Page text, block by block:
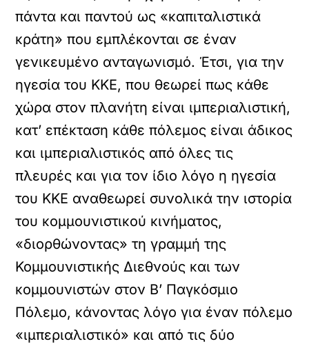
πάντα και παντού ως «καπιταλιστικά
κράτη» που εμπλέκονται σε έναν
γενικευμένο ανταγωνισμό. Έτσι, για την
ηγεσία του ΚΚΕ, που θεωρεί πως κάθε
χώρα στον πλανήτη είναι ιμπεριαλιστική,
κατ’ επέκταση κάθε πόλεμος είναι άδικος
και ιμπεριαλιστικός από όλες τις
πλευρές και για τον ίδιο λόγο η ηγεσία
του ΚΚΕ αναθεωρεί συνολικά την ιστορία
του κομμουνιστικού κινήματος,
«διορθώνοντας» τη γραμμή της
Κομμουνιστικής Διεθνούς και των
κομμουνιστών στον Β’ Παγκόσμιο
Πόλεμο, κάνοντας λόγο για έναν πόλεμο
«ιμπεριαλιστικό» και από τις δύο